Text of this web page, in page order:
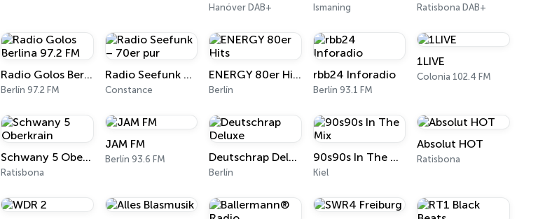
Hanóver DAB+ Ismaning Ratisbona DAB+
Radio Golos Berlina 97.2 FM
Berlín 97.2 FM
Radio Seefunk – 70er pur
Constance
ENERGY 80er Hits
Berlín
rbb24 Inforadio
Berlín 93.1 FM
1LIVE
Colonia 102.4 FM
Schwany 5 Oberkrain
Ratisbona
JAM FM
Berlín 93.6 FM Deutschrap Deluxe
Berlín
90s90s In The Mix
Kiel
Absolut HOT
Ratisbona